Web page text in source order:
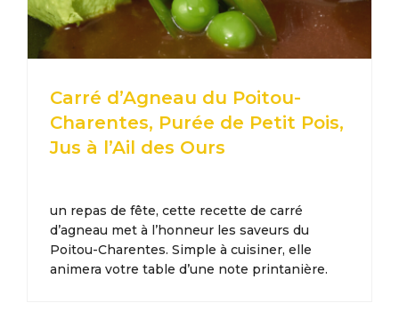
Carré d’Agneau du Poitou-
Charentes, Purée de Petit Pois,
Jus à l’Ail des Ours
un repas de fête, cette recette de carré
d’agneau met à l’honneur les saveurs du
Poitou-Charentes. Simple à cuisiner, elle
animera votre table d’une note printanière.